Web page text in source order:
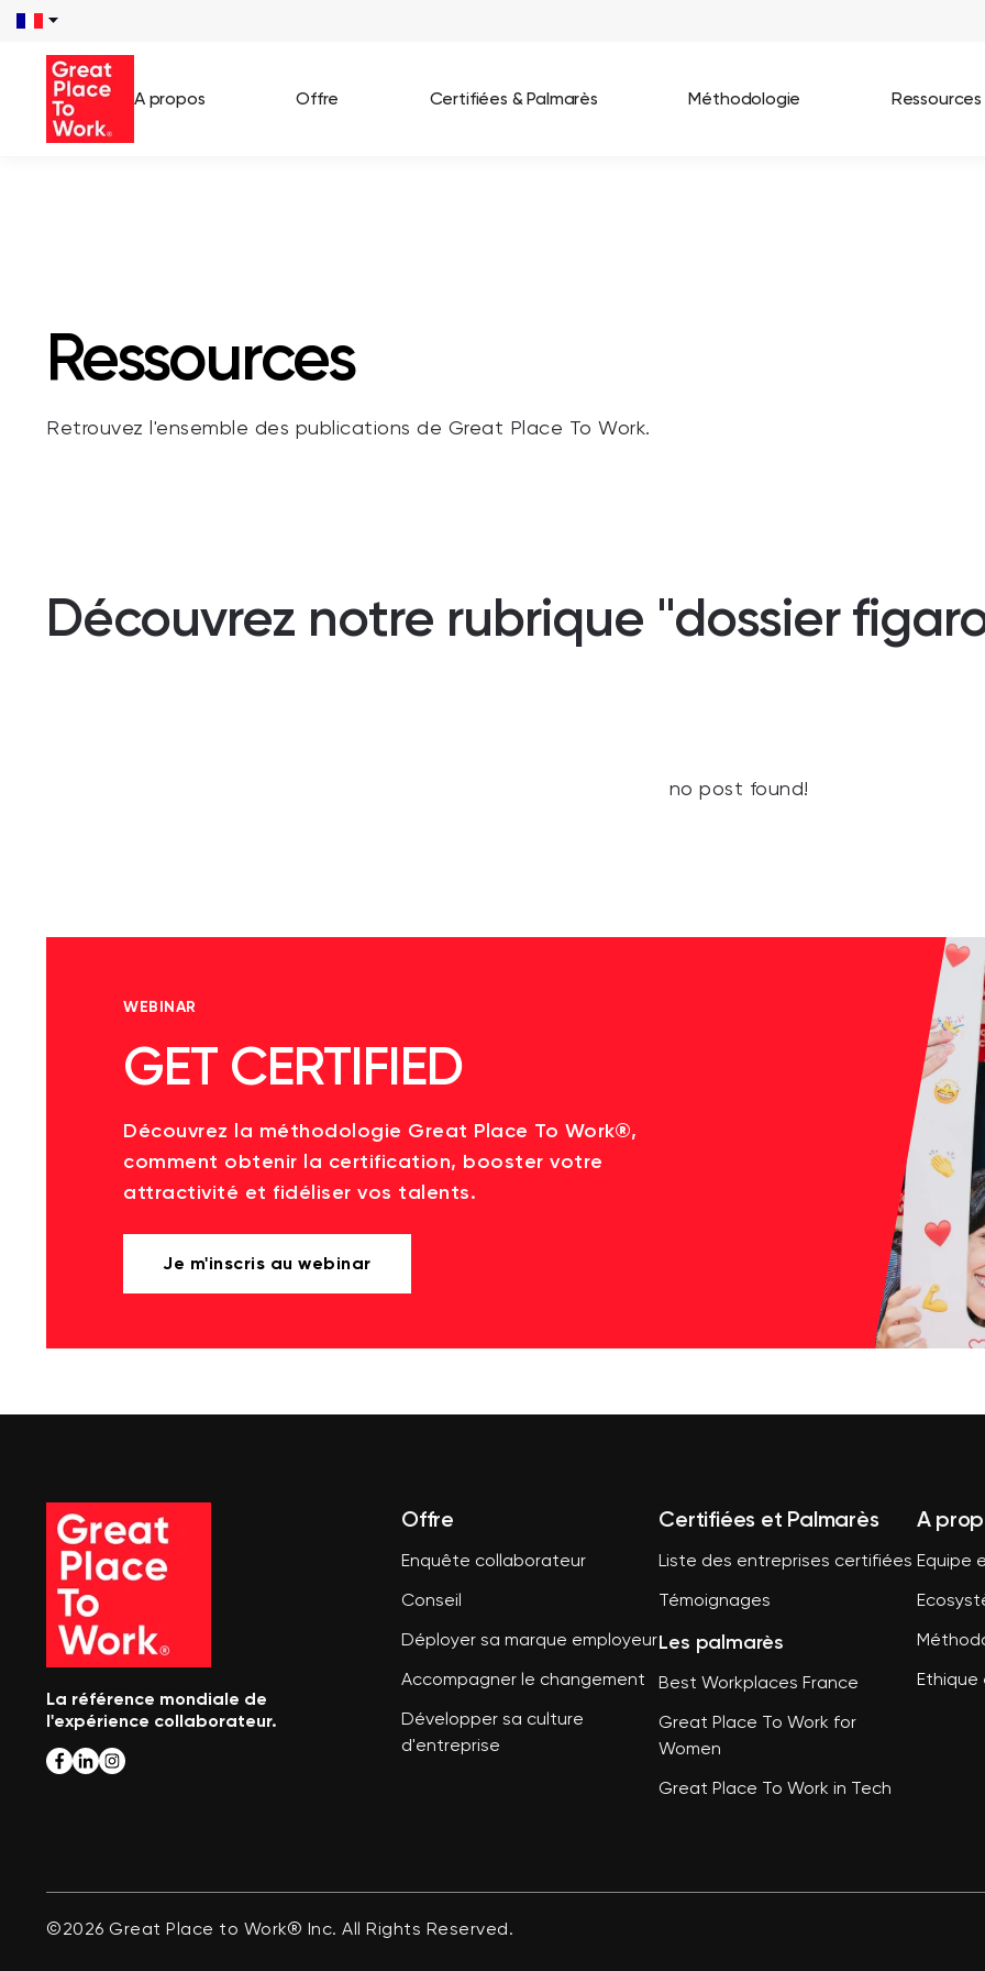
A propos Offre Certifiées & Palmarès Méthodologie Ressources
/**** SEARCH *****/ /**** END SEARCH *****/
Ressources
Retrouvez l'ensemble des publications de Great Place To Work.
Découvrez notre rubrique "dossier
no post found!
WEBINAR
GET CERTIFIED
Découvrez la méthodologie Great Place To Work®,
comment obtenir la certification, booster votre
attractivité et fidéliser vos talents.
Je m'inscris au webinar
La référence mondiale de
l'expérience collaborateur.
Offre
Enquête collaborateur
Conseil
Déployer sa marque employeur
Accompagner le changement
Développer sa culture
d'entreprise
Certifiées et Palmarès
Liste des entreprises certifiées
Témoignages
Les palmarès
Best Workplaces France
Great Place To Work for
Women
Great Place To Work in Tech
A
Equipe
©2026 Great Place to Work® Inc. All Rights Reserved.